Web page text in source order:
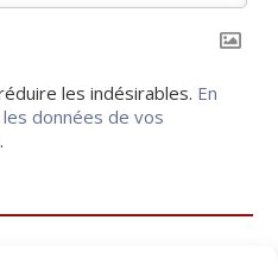
les indésirables. En
données de vos
.